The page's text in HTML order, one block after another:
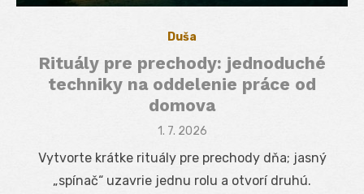
Duša
Rituály pre prechody: jednoduché
techniky na oddelenie práce od
domova
Posted
1. 7. 2026
Vytvorte krátke rituály pre prechody dňa; jasný
„spínač“ uzavrie jednu rolu a otvorí druhú.